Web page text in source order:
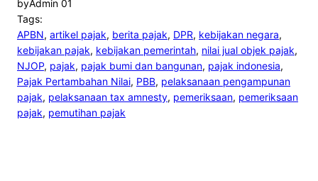
byAdmin 01
Tags:
APBN, artikel pajak, berita pajak, DPR, kebijakan negara
kebijakan pajak, kebijakan pemerintah, nilai jual objek pajak
NJOP, pajak, pajak bumi dan bangunan, pajak indonesia
Pajak Pertambahan Nilai, PBB, pelaksanaan pengampunan
pajak, pelaksanaan tax amnesty, pemeriksaan, pemeriksaan
pajak, pemutihan pajak